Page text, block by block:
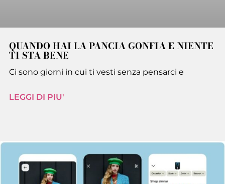
QUANDO HAI LA PANCIA GONFIA E NIENTE
TI STA BENE
Ci sono giorni in cui ti vesti senza pensarci e
LEGGI DI PIU'